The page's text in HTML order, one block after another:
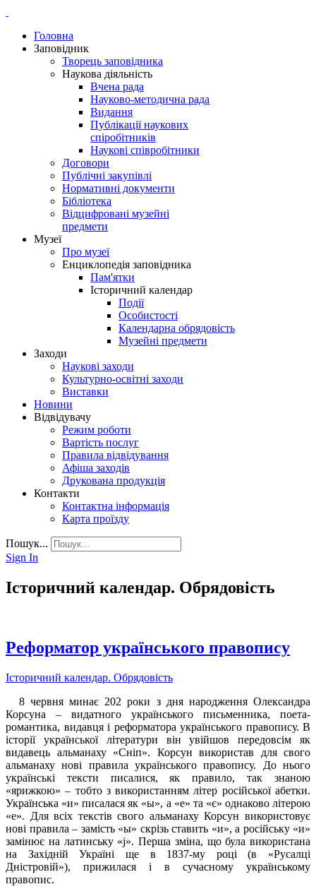
Головна
Заповідник
Творець заповідника
Наукова діяльність
Вчена рада
Науково-методична рада
Видання
Публікації наукових
спіробітників
Наукові співробітники
Договори
Публічні закупівлі
Нормативні документи
Бібліотека
Відцифровані музейні
предмети
Музеї
Про музеї
Енциклопедія заповідника
Пам'ятки
Історичний календар
Події
Особистості
Календарна обрядовість
Музейні предмети
Заходи
Наукові заходи
Культурно-освітні заходи
Виставки
Новини
Відвідувачу
Режим роботи
Вартість послуг
Правила відвідування
Афіша заходів
Друкована продукція
Контакти
Контактна інформація
Карта проїзду
Пошук...
Sign In
Історичний календар. Обрядовість
Реформатор українського правопису
Історичний календар. Обрядовість
8 червня минає 202 роки з дня народження Олександра
Корсуна – видатного українського письменника, поета-
романтика, видавця і реформатора українського правопису. В
історії української літератури він увійшов передовсім як
видавець альманаху «Сніп». Корсун використав для свого
альманаху нові правила українського правопису. До нього
українські тексти писалися, як правило, так знаною
«ярижкою» – тобто з використанням літер російської абетки.
Українська «и» писалася як «ы», а «е» та «є» однаково літерою
«е». Для всіх текстів свого альманаху Корсун використовує
нові правила – замість «ы» скрізь ставить «и», а російську «и»
замінює на латинську «j». Перша зміна, що була використана
на Західній Україні ще в 1837-му році (в «Русалці
Дністровій»), прижилася і в сучасному українському
правопис.